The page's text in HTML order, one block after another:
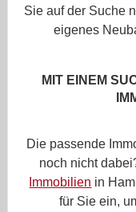
Sie auf der Suche
eigenes
MIT EINEM
Die passende
noch nicht
Immobilien in
für Sie ein,